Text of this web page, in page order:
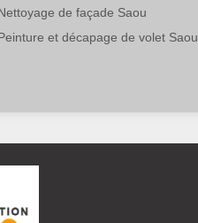
de façade Saou
et décapage de volet Saou